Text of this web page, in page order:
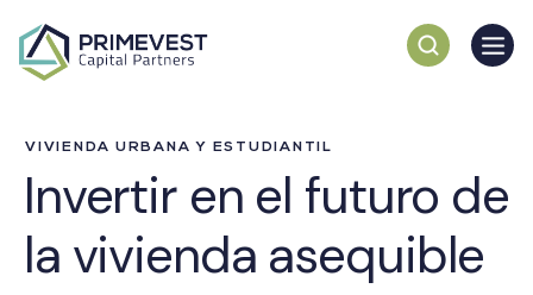
VIVIENDA URBANA Y ESTUDIANTIL
Invertir en el futuro de
la vivienda asequible